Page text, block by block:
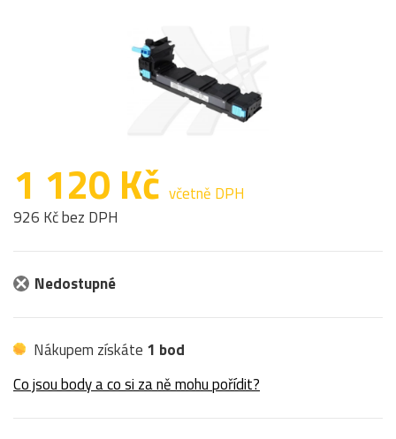
1 120 Kč včetně DPH
926 Kč bez DPH
Nedostupné
Nákupem získáte 1 bod
Co jsou body a co si za ně mohu pořídit?